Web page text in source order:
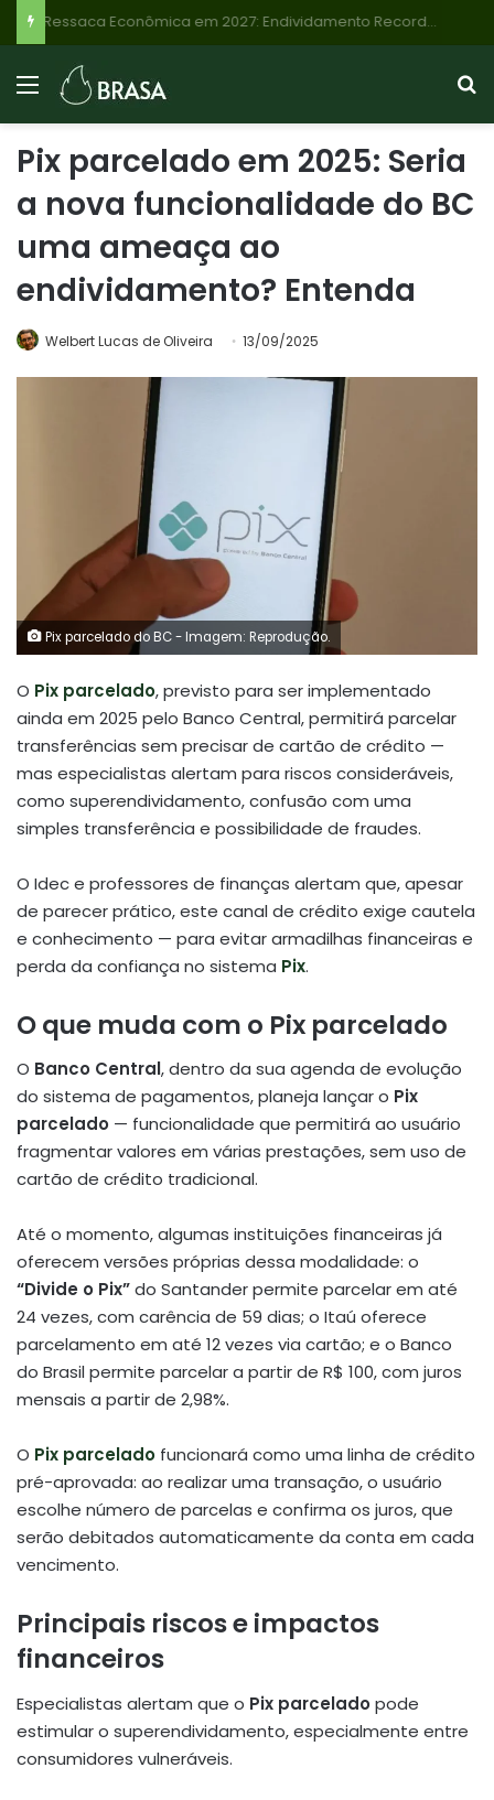
Pix parcelado em 2025: Seria
a nova funcionalidade do BC
uma ameaça ao
endividamento? Entenda
Welbert Lucas de Oliveira 13/09/2025
Pix parcelado do BC - Imagem: Reprodução.
O Pix parcelado, previsto para ser implementado
ainda em 2025 pelo Banco Central, permitirá parcelar
transferências sem precisar de cartão de crédito —
mas especialistas alertam para riscos consideráveis,
como superendividamento, confusão com uma
simples transferência e possibilidade de fraudes.
O Idec e professores de finanças alertam que, apesar
de parecer prático, este canal de crédito exige cautela
e conhecimento — para evitar armadilhas financeiras e
perda da confiança no sistema Pix.
O que muda com o Pix parcelado
O Banco Central, dentro da sua agenda de evolução
do sistema de pagamentos, planeja lançar o Pix
parcelado — funcionalidade que permitirá ao usuário
fragmentar valores em várias prestações, sem uso de
cartão de crédito tradicional.
Até o momento, algumas instituições financeiras já
oferecem versões próprias dessa modalidade: o
“Divide o Pix”do Santander permite parcelar em até
24 vezes, com carência de 59 dias; o Itaú oferece
parcelamento em até 12 vezes via cartão; e o Banco
do Brasil permite parcelar a partir de R$ 100, com juros
mensais a partir de 2,98%.
O Pix parcelado funcionará como uma linha de crédito
pré-aprovada: ao realizar uma transação, o usuário
escolhe número de parcelas e confirma os juros, que
serão debitados automaticamente da conta em cada
vencimento.
Principais riscos e impactos
financeiros
Especialistas alertam que o Pix parcelado pode
estimular o superendividamento, especialmente entre
consumidores vulneráveis.